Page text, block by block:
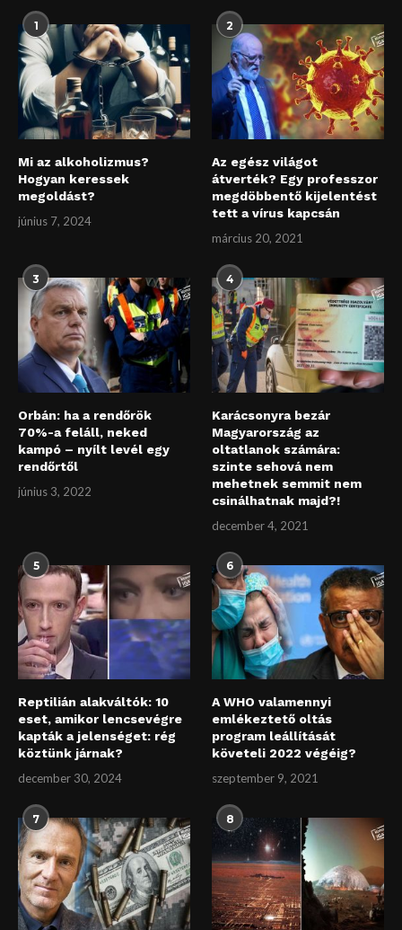
1
Mi az alkoholizmus?
Hogyan keressek
megoldást?
június 7, 2024
2
Az egész világot
átverték? Egy professzor
megdöbbentő kijelentést
tett a vírus kapcsán
március 20, 2021
3
Orbán: ha a rendőrök
70%-a feláll, neked
kampó – nyílt levél egy
rendőrtől
június 3, 2022
4
Karácsonyra bezár
Magyarország az
oltatlanok számára:
szinte sehová nem
mehetnek semmit nem
csinálhatnak majd?!
december 4, 2021
5
Reptilián alakváltók: 10
eset, amikor lencsevégre
kapták a jelenséget: rég
köztünk járnak?
december 30, 2024
6
A WHO valamennyi
emlékeztető oltás
program leállítását
követeli 2022 végéig?
szeptember 9, 2021
7 8